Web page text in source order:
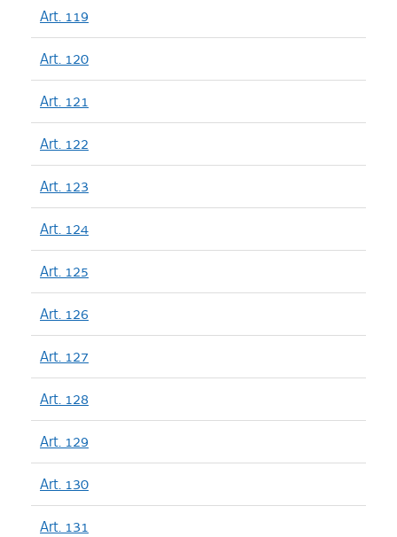
Art. 119
Art. 120
Art. 121
Art. 122
Art. 123
Art. 124
Art. 125
Art. 126
Art. 127
Art. 128
Art. 129
Art. 130
Art. 131